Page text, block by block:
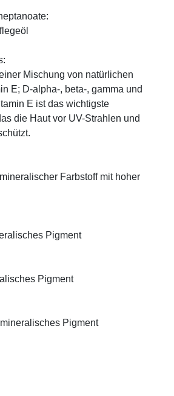
Mischung von natürlichen
E; D-alpha-, beta-, gamma und
E ist das wichtigste
die Haut vor UV-Strahlen und
Farbstoff mit hoher
Pigment
Pigment
Pigment